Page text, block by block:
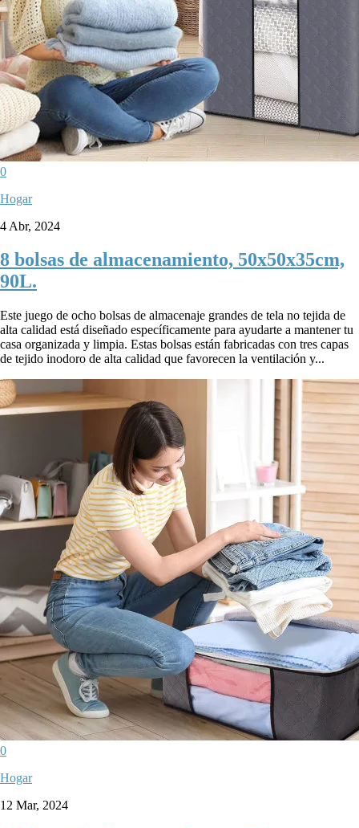
0
Hogar
4 Abr, 2024
8 bolsas de almacenamiento, 50x50x35cm,
90L.
Este juego de ocho bolsas de almacenaje grandes de tela no tejida de
alta calidad está diseñado específicamente para ayudarte a mantener tu
casa organizada y limpia. Estas bolsas están fabricadas con tres capas
de tejido inodoro de alta calidad que favorecen la ventilación y...
0
Hogar
12 Mar, 2024